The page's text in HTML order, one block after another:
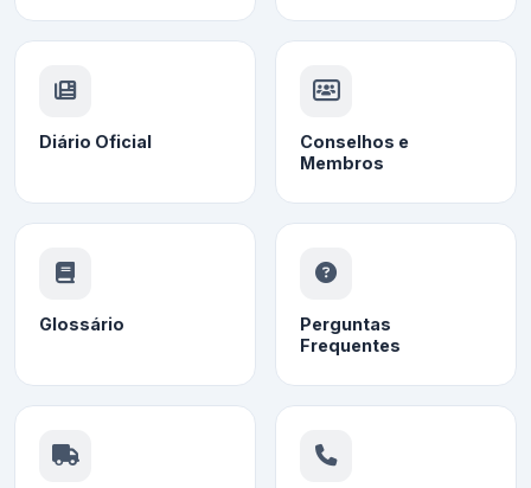
Diário Oficial
Conselhos e
Membros
Glossário
Perguntas
Frequentes